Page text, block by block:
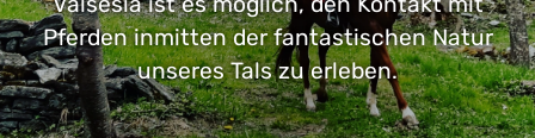
Pferden inmitten der fantastischen Natur
unseres Tals zu erleben.